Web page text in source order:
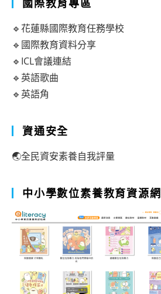
國際教育專區
🔹花蓮縣國際教育任務學校
🔹國際教育資料分享
🔹ICL會議連結
🔹英語歌曲
🔹英語角
資通安全
🌏全民資安素養自我評量
中小學數位素養教育資源網